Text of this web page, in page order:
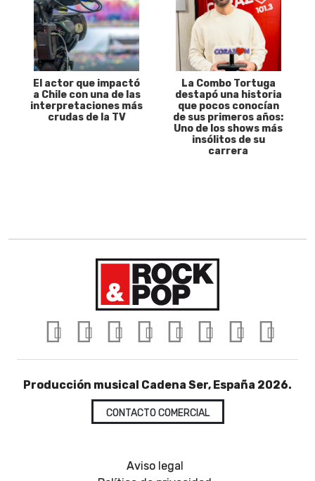
El actor que impactó
a Chile con una de las
interpretaciones más
crudas de la TV
La Combo Tortuga
destapó una historia
que pocos conocían
de sus primeros años:
Uno de los shows más
insólitos de su
carrera
Producción musical Cadena Ser, España 2026.
CONTACTO COMERCIAL
Aviso legal